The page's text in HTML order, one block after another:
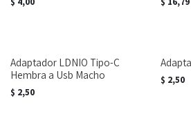
Adaptador LDNIO Tipo-C
Hembra a Usb Macho
$ 2,50
$ 2,50